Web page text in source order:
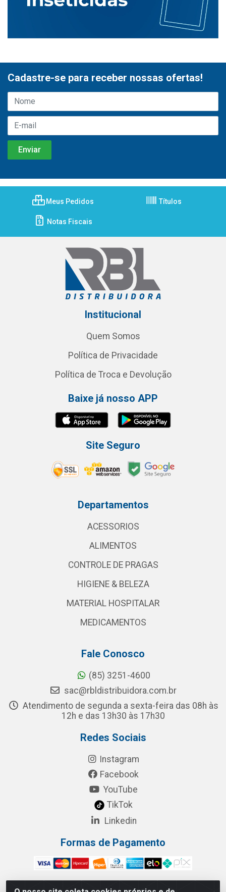
Cadastre-se para receber nossas ofertas!
Meus Pedidos Títulos
Notas Fiscais
Institucional
Quem Somos
Política de Privacidade
Política de Troca e Devolução
Baixe já nosso APP
Site Seguro
Departamentos
ACESSORIOS
ALIMENTOS
CONTROLE DE PRAGAS
HIGIENE & BELEZA
MATERIAL HOSPITALAR
MEDICAMENTOS
Fale Conosco
(85) 3251-4600
sac@rbldistribuidora.com.br
Atendimento de segunda a sexta-feira das 08h às
12h e das 13h30 às 17h30
Redes Sociais
Instagram
Facebook
YouTube
TikTok
Linkedin
Formas de Pagamento